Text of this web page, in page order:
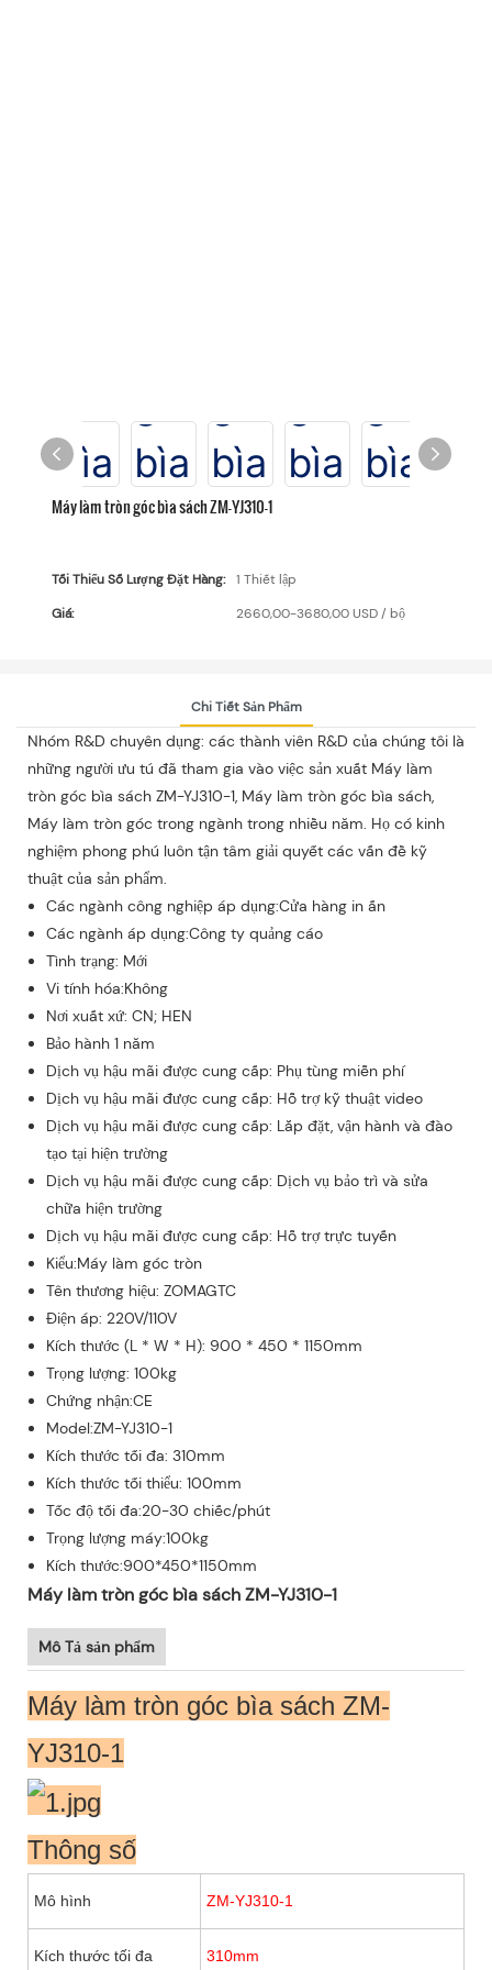
Máy làm tròn góc bìa sách ZM-YJ310-1
Tối Thiểu Số Lượng Đặt Hàng:
1 Thiết lập
Giá:
2660,00-3680,00 USD / bộ
Chi Tiết Sản Phẩm
Nhóm R&D chuyên dụng: các thành viên R&D của chúng tôi là
những người ưu tú đã tham gia vào việc sản xuất Máy làm
tròn góc bìa sách ZM-YJ310-1, Máy làm tròn góc bìa sách,
Máy làm tròn góc trong ngành trong nhiều năm. Họ có kinh
nghiệm phong phú luôn tận tâm giải quyết các vấn đề kỹ
thuật của sản phẩm.
Các ngành công nghiệp áp dụng:Cửa hàng in ấn
Các ngành áp dụng:Công ty quảng cáo
Tình trạng: Mới
Vi tính hóa:Không
Nơi xuất xứ: CN; HEN
Bảo hành 1 năm
Dịch vụ hậu mãi được cung cấp: Phụ tùng miễn phí
Dịch vụ hậu mãi được cung cấp: Hỗ trợ kỹ thuật video
Dịch vụ hậu mãi được cung cấp: Lắp đặt, vận hành và đào
tạo tại hiện trường
Dịch vụ hậu mãi được cung cấp: Dịch vụ bảo trì và sửa
chữa hiện trường
Dịch vụ hậu mãi được cung cấp: Hỗ trợ trực tuyến
Kiểu:Máy làm góc tròn
Tên thương hiệu: ZOMAGTC
Điện áp: 220V/110V
Kích thước (L * W * H): 900 * 450 * 1150mm
Trọng lượng: 100kg
Chứng nhận:CE
Model:ZM-YJ310-1
Kích thước tối đa: 310mm
Kích thước tối thiểu: 100mm
Tốc độ tối đa:20-30 chiếc/phút
Trọng lượng máy:100kg
Kích thước:900*450*1150mm
Máy làm tròn góc bìa sách ZM-YJ310-1
Mô Tả sản phẩm
Máy làm tròn góc bìa sách ZM-
YJ310-1
Thông số
Mô hình ZM-YJ310-1
Kích thước tối đa 310mm